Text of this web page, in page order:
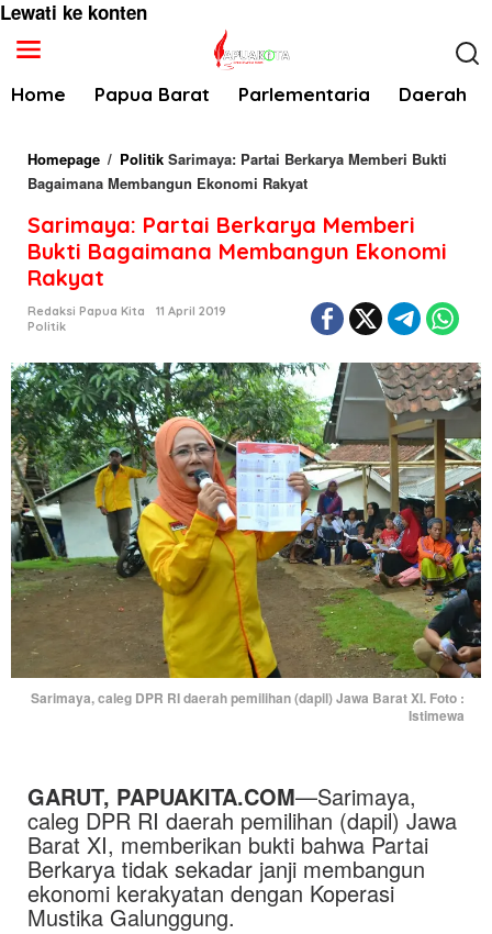
Lewati ke konten
Home Papua Barat Parlementaria Daerah
Homepage / Politik Sarimaya: Partai Berkarya Memberi Bukti
Bagaimana Membangun Ekonomi Rakyat
Sarimaya: Partai Berkarya Memberi
Bukti Bagaimana Membangun Ekonomi
Rakyat
Redaksi Papua Kita
11 April 2019
Politik
Sarimaya, caleg DPR RI daerah pemilihan (dapil) Jawa Barat XI. Foto :
Istimewa
GARUT, PAPUAKITA.COM—Sarimaya,
caleg DPR RI daerah pemilihan (dapil) Jawa
Barat XI, memberikan bukti bahwa Partai
Berkarya tidak sekadar janji membangun
ekonomi kerakyatan dengan Koperasi
Mustika Galunggung.